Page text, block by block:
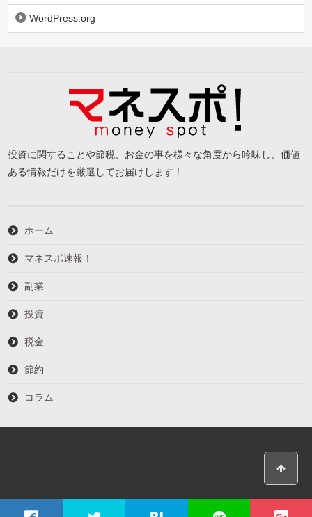
WordPress.org
投資に関することや節税、お金の事を様々な角度から吟味し、価値
ある情報だけを厳選してお届けします！
ホーム
マネスポ速報！
副業
投資
税金
節約
コラム